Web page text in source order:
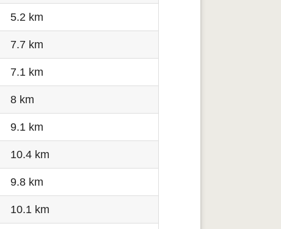
5.2 km
7.7 km
7.1 km
8 km
9.1 km
10.4 km
9.8 km
10.1 km